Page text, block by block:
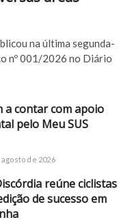
na última segunda-
nº 001/2026 no Diário
a contar com apoio
pelo Meu SUS
de 2026
reúne ciclistas
de sucesso em